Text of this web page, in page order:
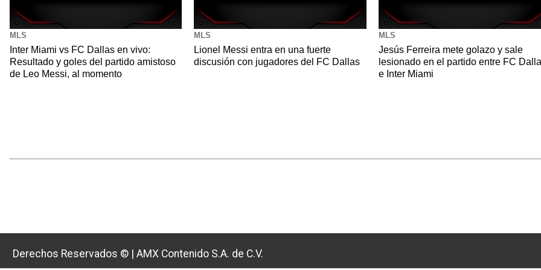
MLS
Inter Miami vs FC Dallas en vivo:
Resultado y goles del partido amistoso
de Leo Messi, al momento
MLS
Lionel Messi entra en una fuerte
discusión con jugadores del FC Dallas
MLS
Jesús Ferreira mete golazo y sale
lesionado en el partido entre FC
e Inter Miami
Derechos Reservados © AMX Contenido S.A. de C.V.